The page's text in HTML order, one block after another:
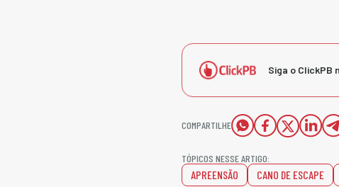
Siga o ClickPB
COMPARTILHE
TÓPICOS NESSE ARTIGO:
APREENSÃO CANO DE ESCAPE